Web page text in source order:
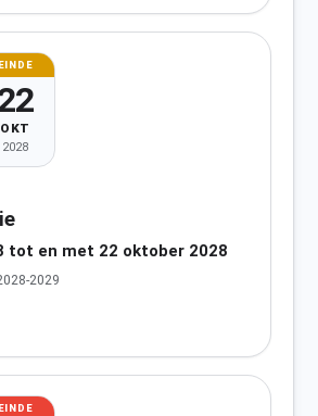
EINDE
OKT
2028
tot en met 22 oktober 2028
2029
EINDE